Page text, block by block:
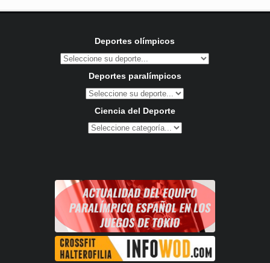
Deportes olímpicos
Deportes paralímpicos
Ciencia del Deporte